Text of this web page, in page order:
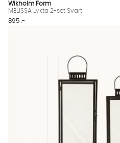
Wikholm Form
MELISSA Lykta 2-set Svart
895 :-